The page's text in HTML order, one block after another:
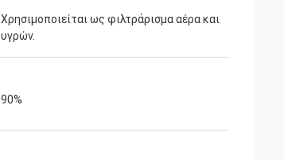
Χρησιμοποιείται ως φιλτράρισμα αέρα και
υγρών.
90%